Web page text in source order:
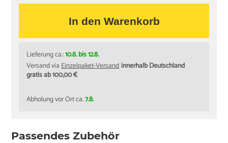
In den Warenkorb
Lieferung ca.:10.8. bis 12.8.
Versand viaEinzelpaket-Versandinnerhalb Deutschland
gratis ab 100,00 €
Abholung vor Ort ca.7.8.
Passendes Zubehör